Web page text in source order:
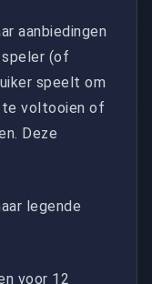
aanbiedingen
speler (of
speelt om
te voltooien of
Deze
legende
voor 12